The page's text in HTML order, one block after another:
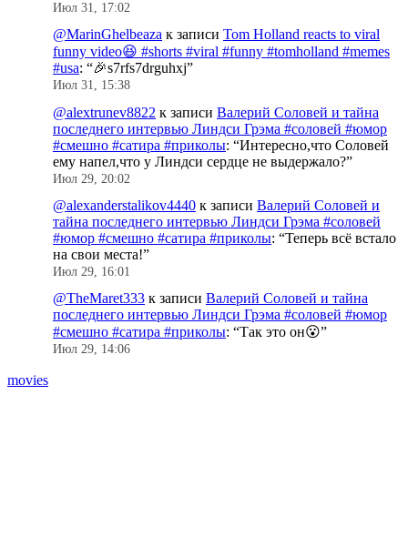
Июл 31, 17:02
@MarinGhelbeaza к записи Tom Holland reacts to viral
funny video😆 #shorts #viral #funny #tomholland #memes
#usa: “🎉s7rfs7drguhxj”
Июл 31, 15:38
@alextrunev8822 к записи Валерий Соловей и тайна
последнего интервью Линдси Грэма #соловей #юмор
#смешно #сатира #приколы: “Интересно,что Соловей
ему напел,что у Линдси сердце не выдержало?”
Июл 29, 20:02
@alexanderstalikov4440 к записи Валерий Соловей и
тайна последнего интервью Линдси Грэма #соловей
#юмор #смешно #сатира #приколы: “Теперь всё встало
на свои места!”
Июл 29, 16:01
@TheMaret333 к записи Валерий Соловей и тайна
последнего интервью Линдси Грэма #соловей #юмор
#смешно #сатира #приколы: “Так это он😮”
Июл 29, 14:06
movies